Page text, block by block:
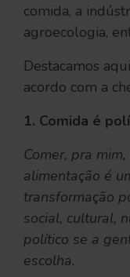
comida, a
agroecologia,
Destacamos
acordo com a
1. Comida é
Comer, pra
alimentação é
transformação
social, cultural,
político se a
escolha.